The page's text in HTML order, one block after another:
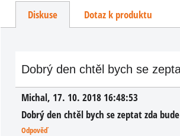
Diskuse Dotaz k produktu
Dobrý den chtěl bych se
Michal, 17. 10. 2018 16:48:53
Dobrý den chtěl bych se zeptat zda
Odpověď